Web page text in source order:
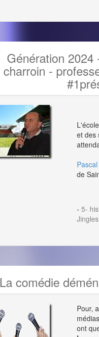
Génération
charroin -
et des
de
-5-
Jingles
La comédie
Pour,
ont